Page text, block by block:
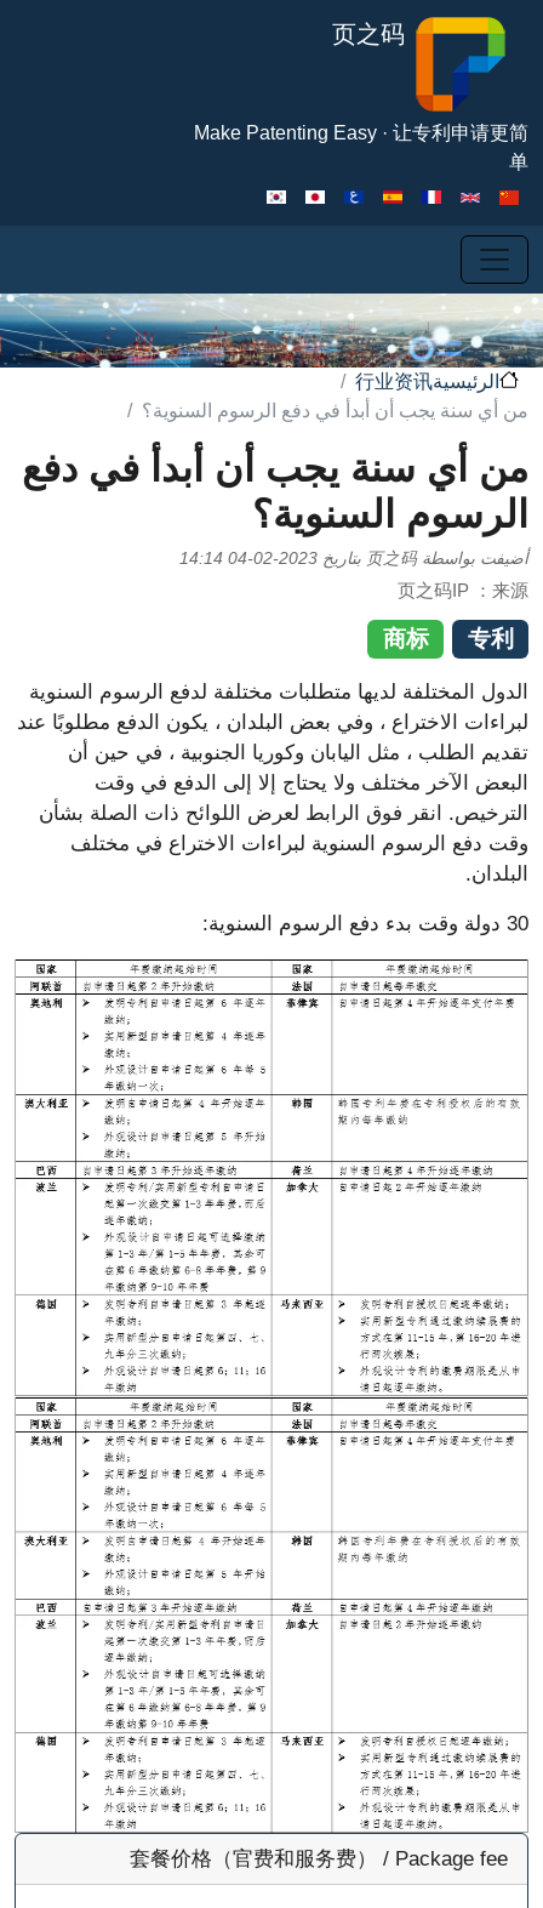
页之码
Make Patenting Easy · 让专
行业资讯
يجب أن أبدأ في دفع الرسوم السنوية؟
سنة يجب أن أبدأ في دفع
السنوية؟
页之码بتاريخ2023-02-04 14:14
页之
商标
لديها متطلبات مختلفة لدفع الرسوم السنوية
، وفي بعض البلدان ، يكون الدفع مطلوبًا عند
، مثل اليابان وكوريا الجنوبية ، في حين أن
مختلف ولا يحتاج إلا إلى الدفع في وقت
انقر فوق الرابط لعرض اللوائح ذات الصلة بشأن
السنوية لبراءات الاختراع في مختلف
套餐价格（官费和服务费） /